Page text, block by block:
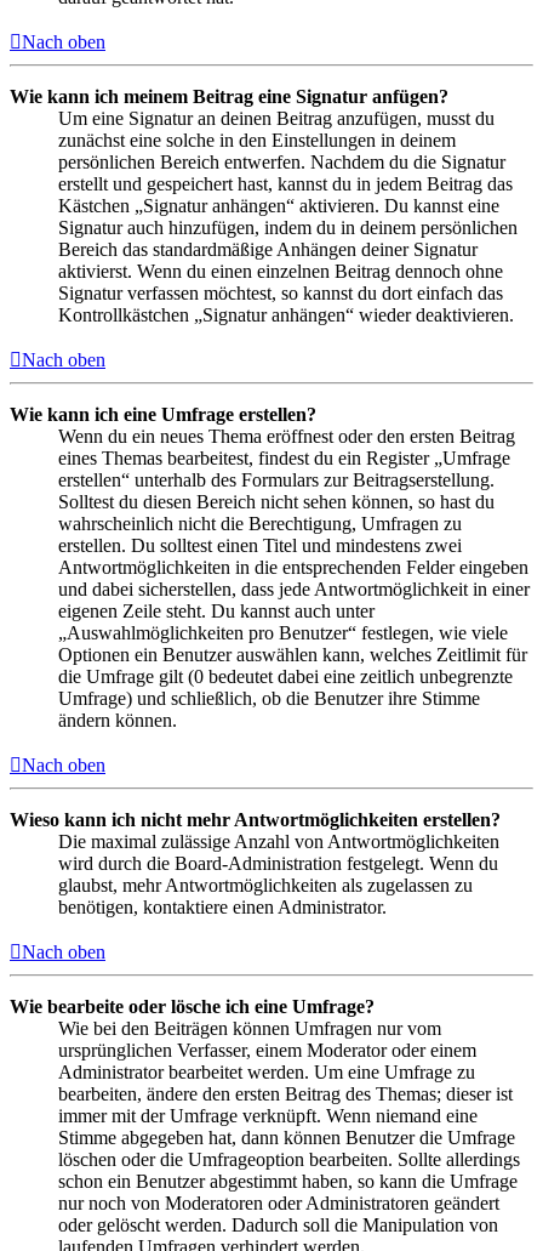
Nach oben
Wie kann ich meinem Beitrag eine Signatur anfügen?
Um eine Signatur an deinen Beitrag anzufügen, musst du
zunächst eine solche in den Einstellungen in deinem
persönlichen Bereich entwerfen. Nachdem du die Signatur
erstellt und gespeichert hast, kannst du in jedem Beitrag das
Kästchen „Signatur anhängen“ aktivieren. Du kannst eine
Signatur auch hinzufügen, indem du in deinem persönlichen
Bereich das standardmäßige Anhängen deiner Signatur
aktivierst. Wenn du einen einzelnen Beitrag dennoch ohne
Signatur verfassen möchtest, so kannst du dort einfach das
Kontrollkästchen „Signatur anhängen“ wieder deaktivieren.
Nach oben
Wie kann ich eine Umfrage erstellen?
Wenn du ein neues Thema eröffnest oder den ersten Beitrag
eines Themas bearbeitest, findest du ein Register „Umfrage
erstellen“ unterhalb des Formulars zur Beitragserstellung.
Solltest du diesen Bereich nicht sehen können, so hast du
wahrscheinlich nicht die Berechtigung, Umfragen zu
erstellen. Du solltest einen Titel und mindestens zwei
Antwortmöglichkeiten in die entsprechenden Felder eingeben
und dabei sicherstellen, dass jede Antwortmöglichkeit in einer
eigenen Zeile steht. Du kannst auch unter
„Auswahlmöglichkeiten pro Benutzer“ festlegen, wie viele
Optionen ein Benutzer auswählen kann, welches Zeitlimit für
die Umfrage gilt (0 bedeutet dabei eine zeitlich unbegrenzte
Umfrage) und schließlich, ob die Benutzer ihre Stimme
ändern können.
Nach oben
Wieso kann ich nicht mehr Antwortmöglichkeiten erstellen?
Die maximal zulässige Anzahl von Antwortmöglichkeiten
wird durch die Board-Administration festgelegt. Wenn du
glaubst, mehr Antwortmöglichkeiten als zugelassen zu
benötigen, kontaktiere einen Administrator.
Nach oben
Wie bearbeite oder lösche ich eine Umfrage?
Wie bei den Beiträgen können Umfragen nur vom
ursprünglichen Verfasser, einem Moderator oder einem
Administrator bearbeitet werden. Um eine Umfrage zu
bearbeiten, ändere den ersten Beitrag des Themas; dieser ist
immer mit der Umfrage verknüpft. Wenn niemand eine
Stimme abgegeben hat, dann können Benutzer die Umfrage
löschen oder die Umfrageoption bearbeiten. Sollte allerdings
schon ein Benutzer abgestimmt haben, so kann die Umfrage
nur noch von Moderatoren oder Administratoren geändert
oder gelöscht werden. Dadurch soll die Manipulation von